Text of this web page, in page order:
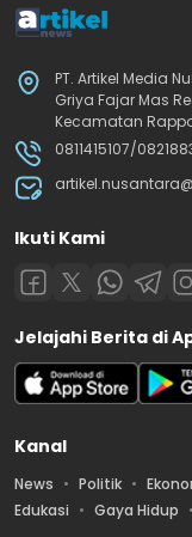
PT. Artikel Media
Griya Fajar Mas
Kecamatan
0811415107/
Ikuti Kami
Jelajahi Berita di
Kanal
News Politik
Edukasi
Gaya Hidup